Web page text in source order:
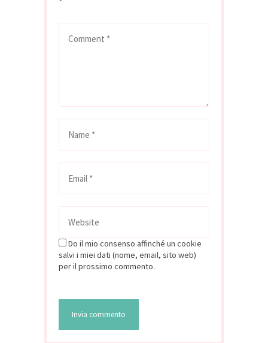
Do il mio consenso affinché un cookie
salvi i miei dati (nome, email, sito web)
per il prossimo commento.